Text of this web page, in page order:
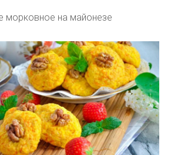
морковное на майонезе